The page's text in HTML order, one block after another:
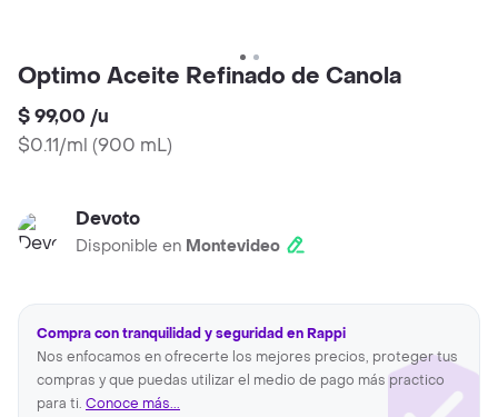
Optimo Aceite Refinado de Canola
$ 99,00 /u
$0.11/ml (900 mL)
Devoto
Disponible en Montevideo
Compra con tranquilidad y seguridad en Rappi
Nos enfocamos en ofrecerte los mejores precios, proteger tus
compras y que puedas utilizar el medio de pago más practico
para ti. Conoce más...